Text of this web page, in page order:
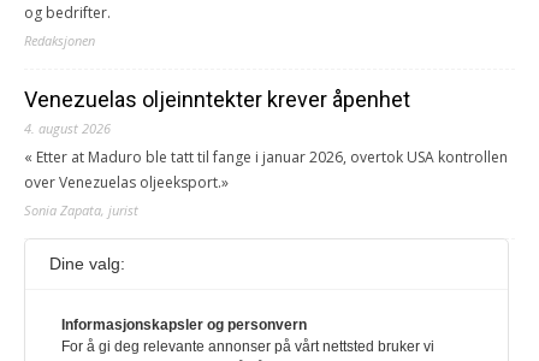
og bedrifter.
Redaksjonen
Venezuelas oljeinntekter krever åpenhet
4. august 2026
« Etter at Maduro ble tatt til fange i januar 2026, overtok USA kontrollen
over Venezuelas oljeeksport.»
Sonia Zapata, jurist
117,8 millioner er på flukt, en nedgang fra forrige
1. august 2026
Ville ha tilsvart verdens trettende største land i folketall. For å lese
Dine valg:
Informasjonskapsler og personvern
For å gi deg relevante annonser på vårt nettsted bruker vi